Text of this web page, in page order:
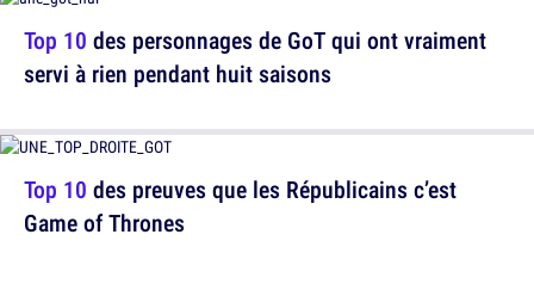
Top 10 des preuves que les Républicains c’est
Game of Thrones
Top 10 des personnages de GoT qui ont vraiment
servi à rien pendant huit saisons